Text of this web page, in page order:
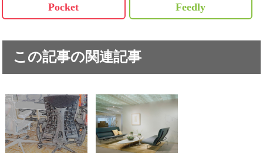
Pocket Feedly
この記事の関連記事